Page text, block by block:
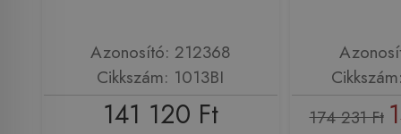
Azonosító: 212368
Cikkszám: 1013BI
141 120 Ft 174 231 Ft